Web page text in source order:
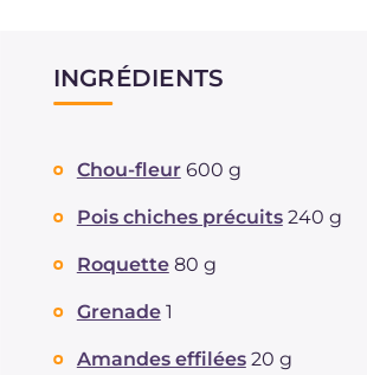
INGRÉDIENTS
Chou-fleur 600 g
Pois chiches précuits 240 g
Roquette 80 g
Grenade 1
Amandes effilées 20 g